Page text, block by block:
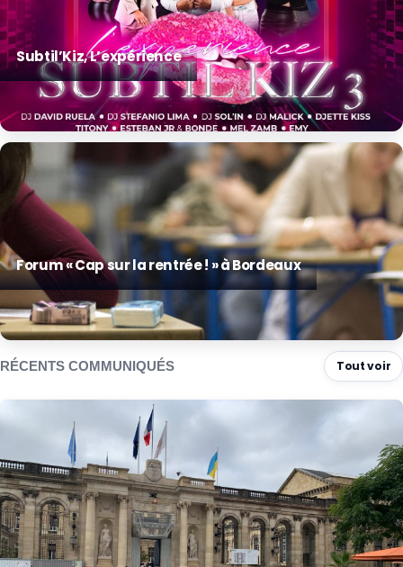
Subtil’Kiz, L’expérience
Forum « Cap sur la rentrée ! » à Bordeaux
RÉCENTS COMMUNIQUÉS Tout voir